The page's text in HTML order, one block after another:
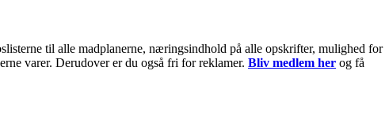
til alle madplanerne, næringsindhold på alle opskrifter, mulighed for
varer. Derudover er du også fri for reklamer. Bliv medlem her og få